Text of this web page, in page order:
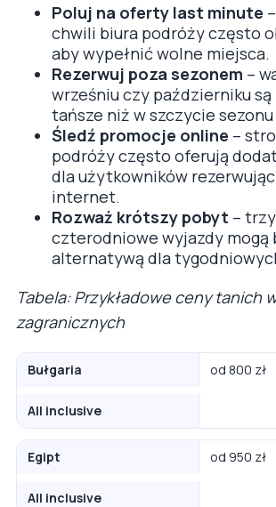
Poluj na oferty last minute
chwili biura podróży często
aby wypełnić wolne miejsca.
Rezerwuj poza sezonem –
wrześniu czy październiku
tańsze niż w szczycie
Śledź promocje online –
podróży często oferują
dla użytkowników
internet.
Rozważ krótszy pobyt –
czterodniowe wyjazdy mogą
alternatywą dla
Tabela: Przykładowe ceny tanich
zagranicznych
Bułgaria od 800 zł
All inclusive
Egipt od 950 zł
All inclusive